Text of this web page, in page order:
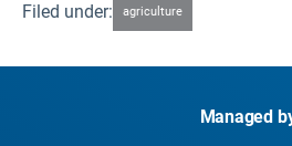
Filed under: agriculture
Managed